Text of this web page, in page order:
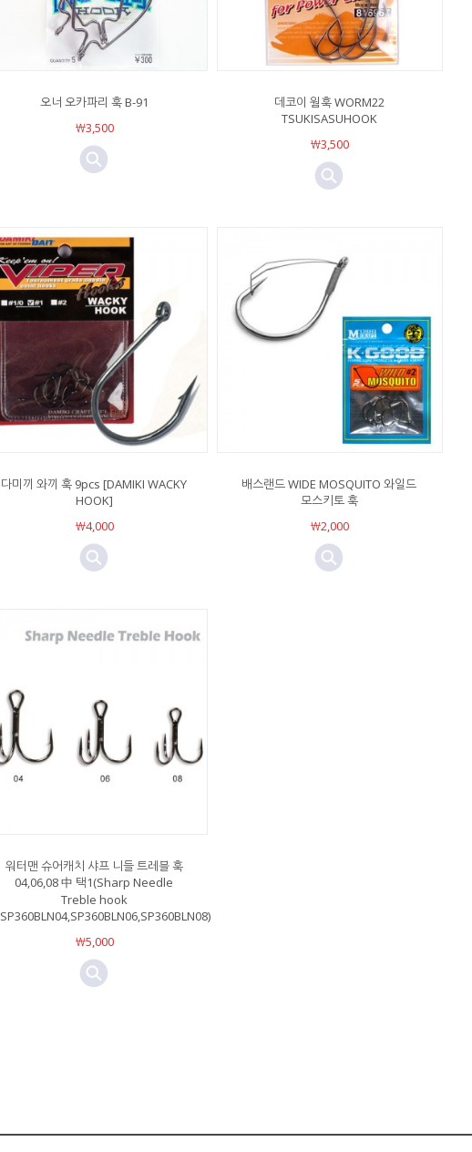
오너 오카파리 훅 B-91
￦3,500
데코이 웜훅 WORM22
TSUKISASUHOOK
￦3,500
다미끼 와끼 훅 9pcs [DAMIKI WACKY
HOOK]
￦4,000
배스랜드 WIDE MOSQUITO 와일드
모스키토 훅
￦2,000
워터맨 슈어캐치 샤프 니들 트레블 훅
04,06,08 中 택1(Sharp Needle
Treble hook
SP360BLN04,SP360BLN06,SP360BLN08)
￦5,000